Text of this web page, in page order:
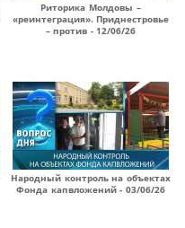
Риторика Молдовы –
«реинтеграция». Приднестровье
– против - 12/06/26
Народный контроль на объектах
Фонда капвложений - 03/06/26